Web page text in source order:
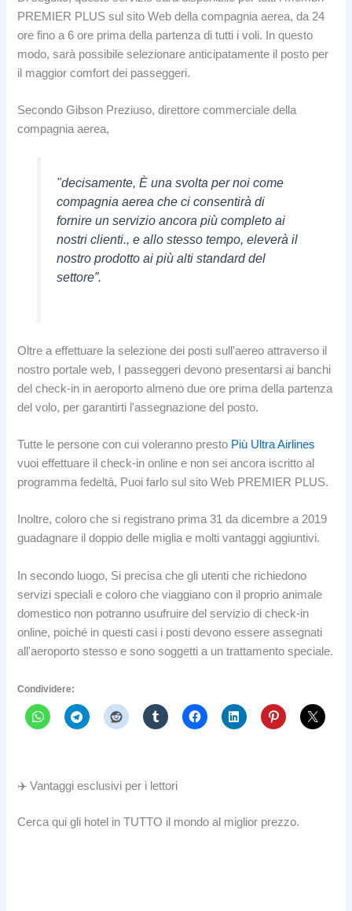
PREMIER PLUS sul sito Web della compagnia aerea, da 24
ore fino a 6 ore prima della partenza di tutti i voli. In questo
modo, sarà possibile selezionare anticipatamente il posto per
il maggior comfort dei passeggeri.
Secondo Gibson Preziuso, direttore commerciale della
compagnia aerea,
"decisamente, È una svolta per noi come
compagnia aerea che ci consentirà di
fornire un servizio ancora più completo ai
nostri clienti., e allo stesso tempo, eleverà il
nostro prodotto ai più alti standard del
settore”.
Oltre a effettuare la selezione dei posti sull'aereo attraverso il
nostro portale web, I passeggeri devono presentarsi ai banchi
del check-in in aeroporto almeno due ore prima della partenza
del volo, per garantirti l'assegnazione del posto.
Tutte le persone con cui voleranno presto Più Ultra Airlines
vuoi effettuare il check-in online e non sei ancora iscritto al
programma fedeltà, Puoi farlo sul sito Web PREMIER PLUS.
Inoltre, coloro che si registrano prima 31 da dicembre a 2019
guadagnare il doppio delle miglia e molti vantaggi aggiuntivi.
In secondo luogo, Si precisa che gli utenti che richiedono
servizi speciali e coloro che viaggiano con il proprio animale
domestico non potranno usufruire del servizio di check-in
online, poiché in questi casi i posti devono essere assegnati
all'aeroporto stesso e sono soggetti a un trattamento speciale.
Condividere:
✈️ Vantaggi esclusivi per i lettori
Cerca qui gli hotel in TUTTO il mondo al miglior prezzo.